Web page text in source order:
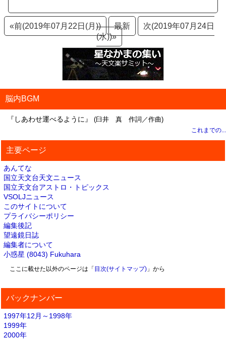
«前(2019年07月22日(月)) 最新
次(2019年07月24日
(水))»
脳内BGM
『しあわせ運べるように』 (臼井 真 作詞／作曲)
これまでの...
主要ページ
あんてな
国立天文台天文ニュース
国立天文台アストロ・トピックス
VSOLJニュース
このサイトについて
プライバシーポリシー
編集後記
望遠鏡日誌
編集者について
小惑星 (8043) Fukuhara
ここに載せた以外のページは「 目次(サイトマップ)」から
バックナンバー
1997年12月～1998年
1999年
2000年